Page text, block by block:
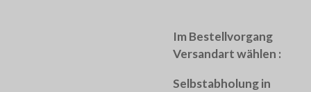
Im Bestellvorgang
Versandart wählen :
Selbstabholung in